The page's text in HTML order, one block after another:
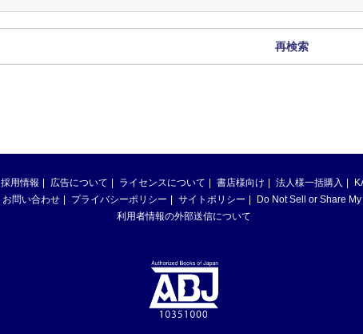
再検索
採用情報 広告について ライセンスについて 書店様向け 法人様一括購入
お問い合わせ プライバシーポリシー サイトポリシー
Do Not Sell or Share
利用者情報の外部送信について